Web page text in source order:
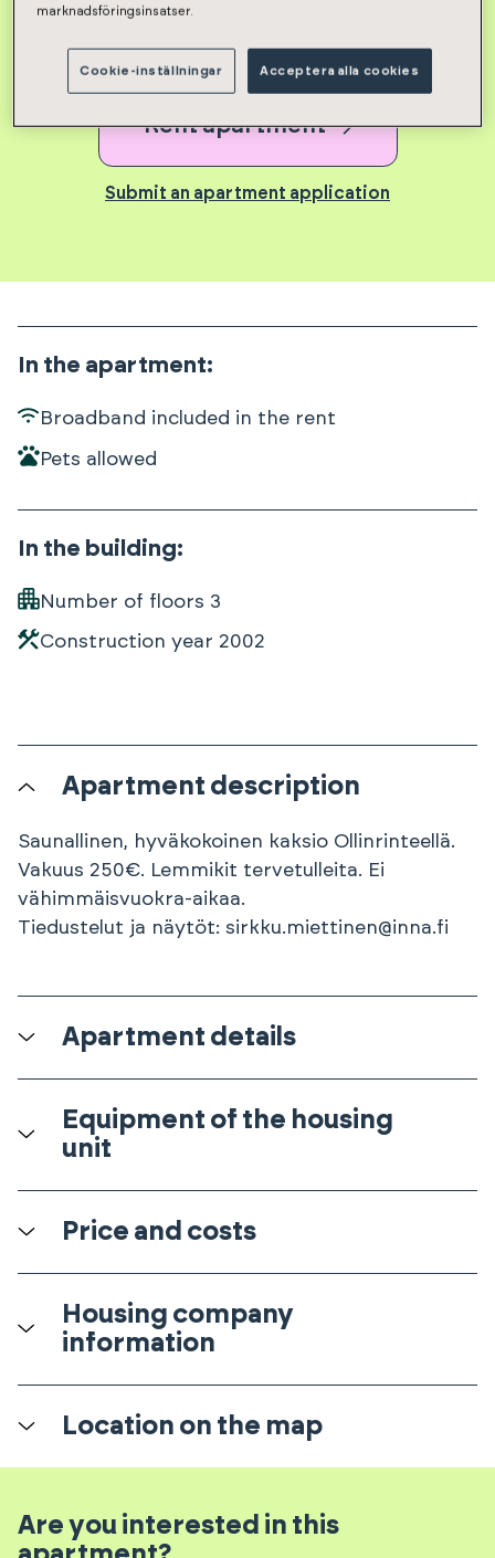
Rental deposit 250 €
Rent apartment
Submit an apartment application
In the apartment:
Broadband included in the rent
Pets allowed
In the building:
Number of floors 3
Construction year 2002
Apartment description
Saunallinen, hyväkokoinen kaksio Ollinrinteellä.
Vakuus 250€. Lemmikit tervetulleita. Ei
vähimmäisvuokra-aikaa.
Tiedustelut ja näytöt: sirkku.miettinen@inna.fi
Apartment details
Equipment of the housing
unit
Price and costs
Housing company
information
Location on the map
Are you interested in this
marknadsföringsinsatser.
Cookie-inställningar Acceptera alla cookies